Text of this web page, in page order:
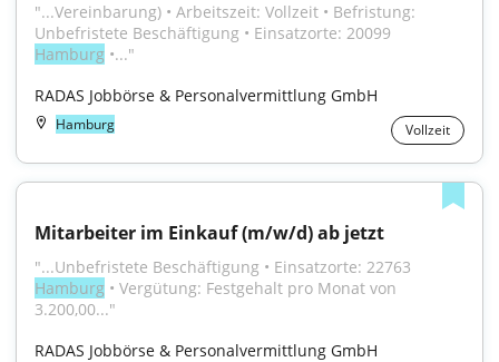
"...Vereinbarung) • Arbeitszeit: Vollzeit • Befristung:
Hamburg •..."
RADAS Jobbörse & Personalvermittlung GmbH
Hamburg Vollzeit
Mitarbeiter im Einkauf (m/w/d) ab jetzt
Hamburg • Vergütung: Festgehalt pro Monat von
3.200,00..."
RADAS Jobbörse & Personalvermittlung GmbH